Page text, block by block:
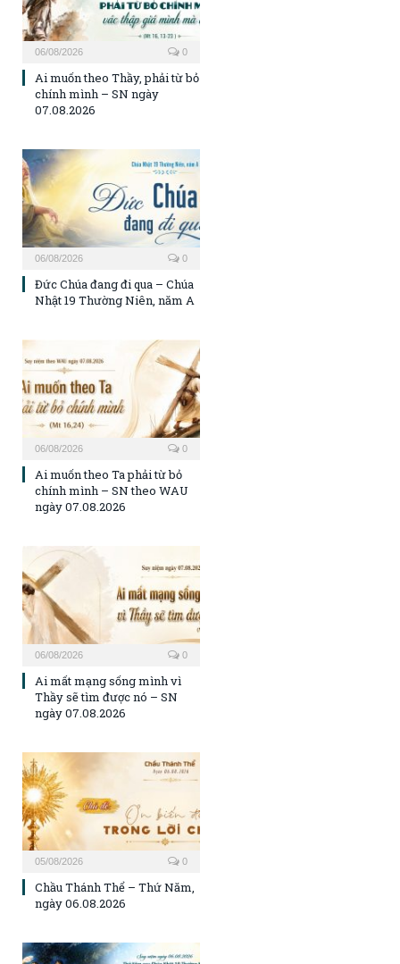
06/08/2026 0
Ai muốn theo Thầy, phải từ bỏ
chính mình – SN ngày
07.08.2026
06/08/2026 0
Đức Chúa đang đi qua – Chúa
Nhật 19 Thường Niên, năm A
06/08/2026 0
Ai muốn theo Ta phải từ bỏ
chính mình – SN theo WAU
ngày 07.08.2026
06/08/2026 0
Ai mất mạng sống mình vì
Thầy sẽ tìm được nó – SN
ngày 07.08.2026
05/08/2026 0
Chầu Thánh Thể – Thứ Năm,
ngày 06.08.2026